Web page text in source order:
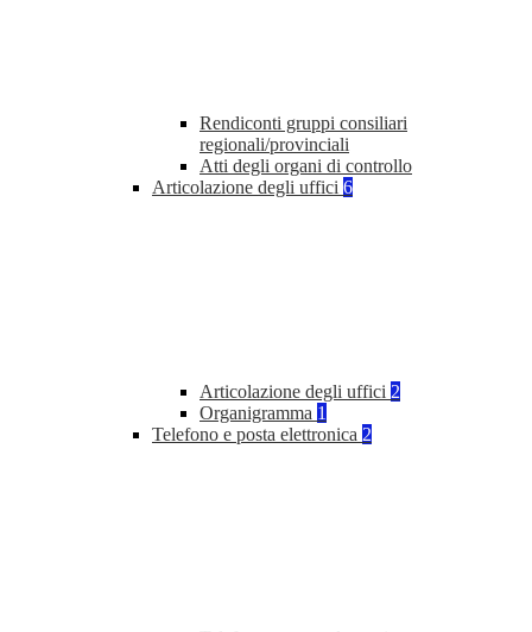
Rendiconti gruppi consiliari
regionali/provinciali
Atti degli organi di controllo
Articolazione degli uffici 6
Articolazione degli uffici 2
Organigramma 1
Telefono e posta elettronica 2